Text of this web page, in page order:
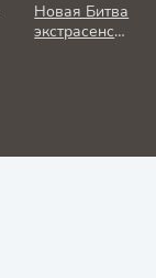
Новая Битва
экстрасенсов